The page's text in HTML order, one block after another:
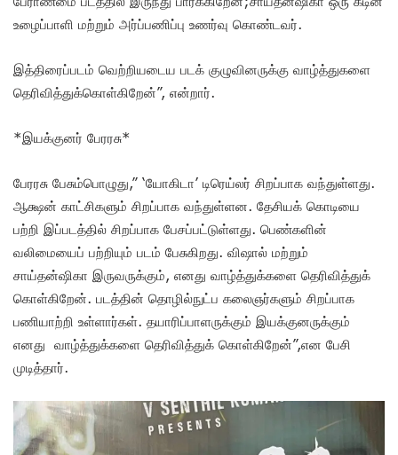
உழைப்பாளி மற்றும் அர்ப்பணிப்பு உணர்வு கொண்டவர்.
இத்திரைப்படம் வெற்றியடைய படக் குழுவினருக்கு வாழ்த்துகளை
தெரிவித்துக்கொள்கிறேன்”, என்றார்.
*இயக்குனர் பேரரசு*
பேரரசு பேசும்பொழுது,” ‘யோகிடா’ டிரெய்லர் சிறப்பாக வந்துள்ளது.
ஆக்ஷன் காட்சிகளும் சிறப்பாக வந்துள்ளன. தேசியக் கொடியை
பற்றி இப்படத்தில் சிறப்பாக பேசப்பட்டுள்ளது. பெண்களின்
வலிமையைப் பற்றியும் படம் பேசுகிறது. விஷால் மற்றும்
சாய்தன்ஷிகா இருவருக்கும், எனது வாழ்த்துக்களை தெரிவித்துக்
கொள்கிறேன். படத்தின் தொழில்நுட்ப கலைஞர்களும் சிறப்பாக
பணியாற்றி உள்ளார்கள். தயாரிப்பாளருக்கும் இயக்குனருக்கும்
எனது வாழ்த்துக்களை தெரிவித்துக் கொள்கிறேன்”,என பேசி
முடித்தார்.